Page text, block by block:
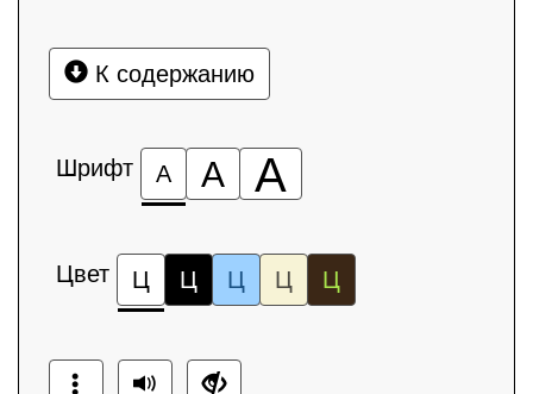
К содержанию
Шрифт А А А
Цвет Ц Ц Ц Ц Ц